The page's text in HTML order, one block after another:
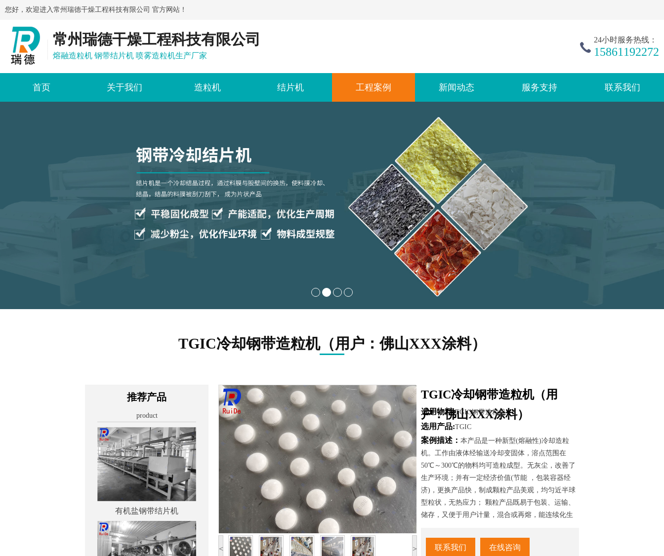
您好，欢迎进入常州瑞德干燥工程科技有限公司 官方网站！
常州瑞德干燥工程科技有限公司
熔融造粒机 钢带结片机 喷雾造粒机生产厂家
24小时服务热线：
15861192272
首页 关于我们 造粒机 结片机 工程案例 新闻动态 服务支持 联系我们
TGIC冷却钢带造粒机（用户：佛山XXX涂料）
推荐产品
product
有机盐钢带结片机
< >
TGIC冷却钢带造粒机（用
户：佛山XXX涂料）
选用物料:TGIC钢带造粒机
选用产品:TGIC
案例描述： 本产品是一种新型(熔融性)冷却造粒
机。工作由液体经输送冷却变固体，溶点范围在
50℃～300℃的物料均可造粒成型。无灰尘，改善了
生产环境；并有一定经济价值(节能 ，包装容器经
济)，更换产品快，制成颗粒产品美观，均匀近半球
型粒状，无热应力； 颗粒产品既易于包装、运输、
储存，又便于用户计量，混合或再熔，能连续化生
速，流量可调，操作方便。广泛用于石油，精 细化
工等行业。 一机多用造条状，切块，片状；有毒物
联系我们 在线咨询